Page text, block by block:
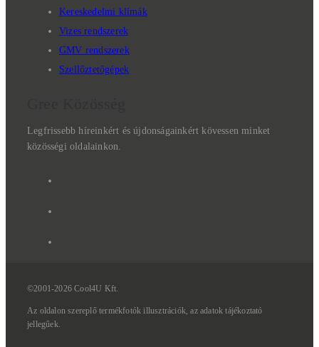
Kereskedelmi klímák
Vizes rendszerek
GMV rendszerek
Szellőztetőgépek
Legfrissebb híreinkért és újdonságainkért kövessen minket
közösségi oldalainkon.
©2001-2026 Cool4U Kft.
Az oldalonszereplőtermékfotók illusztrációk,azadatoktájékoztató
jellegűek.